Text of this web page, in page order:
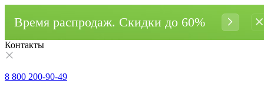
Время распродаж. Cкидки до 60%
Контакты
8 800 200-90-49